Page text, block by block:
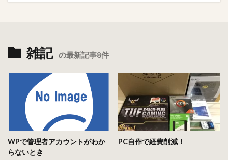
雑記 の最新記事8件
WPで管理者アカウントがわか
らないとき
PC自作で経費削減！